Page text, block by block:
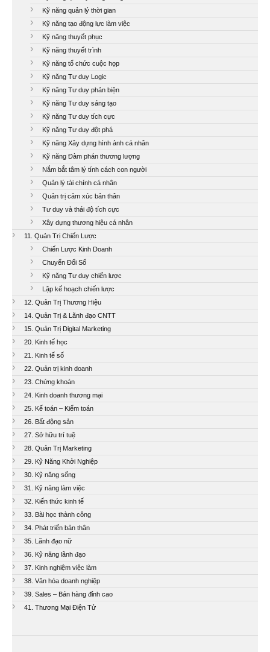
Kỹ năng quản lý thời gian
Kỹ năng tạo động lực làm việc
Kỹ năng thuyết phục
Kỹ năng thuyết trình
Kỹ năng tổ chức cuộc họp
Kỹ năng Tư duy Logic
Kỹ năng Tư duy phản biện
Kỹ năng Tư duy sáng tạo
Kỹ năng Tư duy tích cực
Kỹ năng Tư duy đột phá
Kỹ năng Xây dựng hình ảnh cá nhân
Kỹ năng Đàm phán thương lượng
Nắm bắt tâm lý tính cách con người
Quản lý tài chính cá nhân
Quản trị cảm xúc bản thân
Tư duy và thái độ tích cực
Xây dựng thương hiệu cá nhân
11. Quản Trị Chiến Lược
Chiến Lược Kinh Doanh
Chuyển Đổi Số
Kỹ năng Tư duy chiến lược
Lập kế hoạch chiến lược
12. Quản Trị Thương Hiệu
14. Quản Trị & Lãnh đạo CNTT
15. Quản Trị Digital Marketing
20. Kinh tế học
21. Kinh tế số
22. Quản trị kinh doanh
23. Chứng khoán
24. Kinh doanh thương mại
25. Kế toán – Kiểm toán
26. Bất động sản
27. Sở hữu trí tuệ
28. Quản Trị Marketing
29. Kỹ Năng Khởi Nghiệp
30. Kỹ năng sống
31. Kỹ năng làm việc
32. Kiến thức kinh tế
33. Bài học thành công
34. Phát triển bản thân
35. Lãnh đạo nữ
36. Kỹ năng lãnh đạo
37. Kinh nghiệm việc làm
38. Văn hóa doanh nghiệp
39. Sales – Bán hàng đỉnh cao
41. Thương Mại Điện Tử